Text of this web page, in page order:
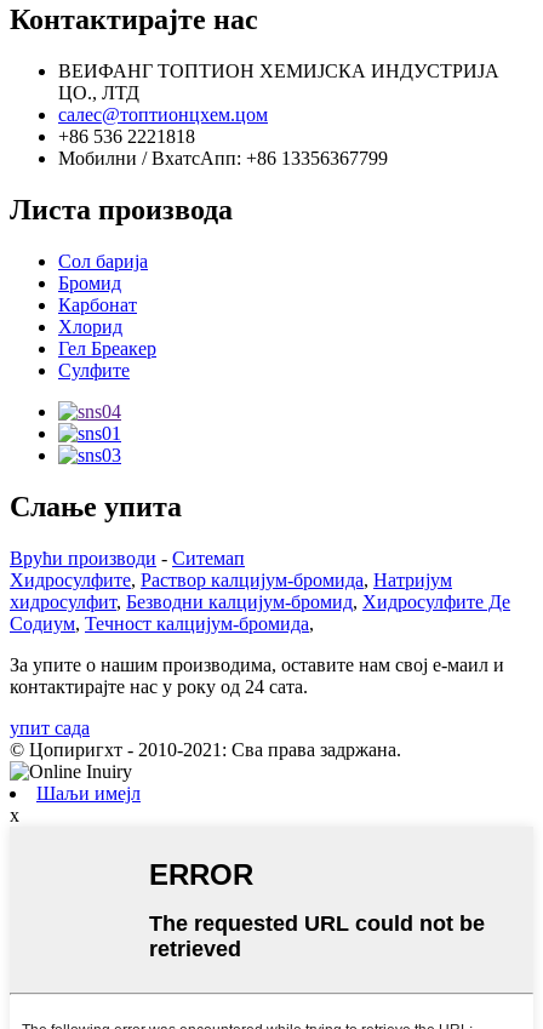
Контактирајте нас
ВЕИФАНГ ТОПТИОН ХЕМИЈСКА ИНДУСТРИЈА
ЦО., ЛТД
салес@топтионцхем.цом
+86 536 2221818
Мобилни / ВхатсАпп: +86 13356367799
Листа производа
Сол барија
Бромид
Карбонат
Хлорид
Гел Бреакер
Сулфите
Слање упита
Врући производи - Ситемап
Хидросулфите, Раствор калцијум-бромида, Натријум
хидросулфит, Безводни калцијум-бромид, Хидросулфите Де
Содиум, Течност калцијум-бромида,
За упите о нашим производима, оставите нам свој е-маил и
контактирајте нас у року од 24 сата.
упит сада
© Цопиригхт - 2010-2021: Сва права задржана.
Шаљи имејл
x